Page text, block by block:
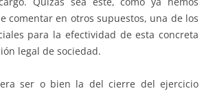
comentar en otros supuestos, una de los
para la efectividad de esta concreta
legal de sociedad.
ser o bien la del cierre del ejercicio